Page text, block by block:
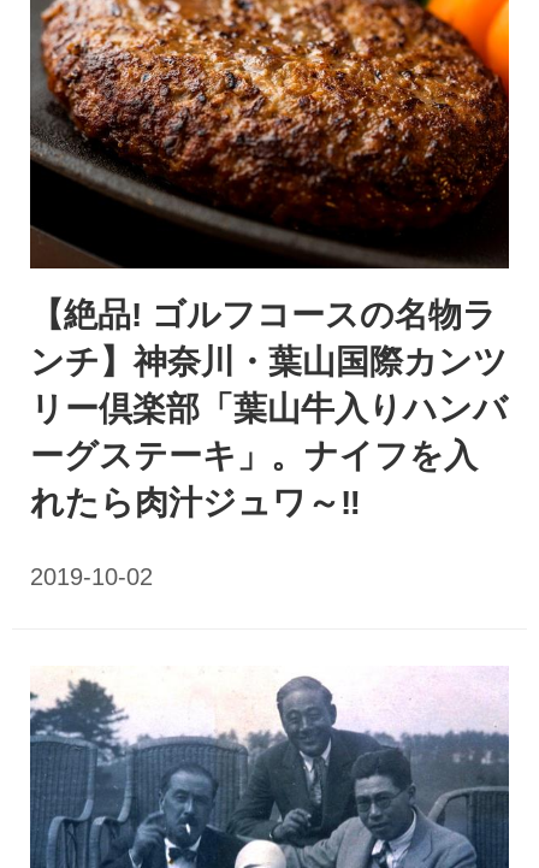
【絶品! ゴルフコースの名物ラ
ンチ】神奈川・葉山国際カンツ
リー倶楽部「葉山牛入りハンバ
ーグステーキ」。ナイフを入
れたら肉汁ジュワ～‼